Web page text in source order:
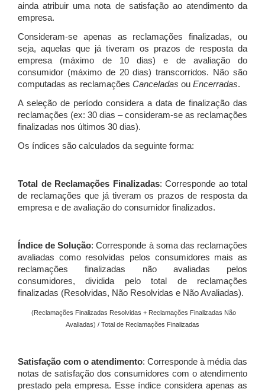
ainda atribuir uma nota de satisfação ao atendimento da
empresa.
Consideram-se apenas as reclamações finalizadas, ou
seja, aquelas que já tiveram os prazos de resposta da
empresa (máximo de 10 dias) e de avaliação do
consumidor (máximo de 20 dias) transcorridos. Não são
computadas as reclamações Canceladas ou Encerradas.
A seleção de período considera a data de finalização das
reclamações (ex: 30 dias – consideram-se as reclamações
finalizadas nos últimos 30 dias).
Os índices são calculados da seguinte forma:
Total de Reclamações Finalizadas: Corresponde ao total
de reclamações que já tiveram os prazos de resposta da
empresa e de avaliação do consumidor finalizados.
Índice de Solução: Corresponde à soma das reclamações
avaliadas como resolvidas pelos consumidores mais as
reclamações finalizadas não avaliadas pelos
consumidores, dividida pelo total de reclamações
finalizadas (Resolvidas, Não Resolvidas e Não Avaliadas).
(Reclamações Finalizadas Resolvidas + Reclamações Finalizadas Não
Avaliadas) / Total de Reclamações Finalizadas
Satisfação com o atendimento: Corresponde à média das
notas de satisfação dos consumidores com o atendimento
prestado pela empresa. Esse índice considera apenas as